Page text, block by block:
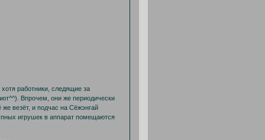
работники, следящие за
Впрочем, они же периодически
везёт, и подчас на Cёжэнгай
игрушек в аппарат помещаются